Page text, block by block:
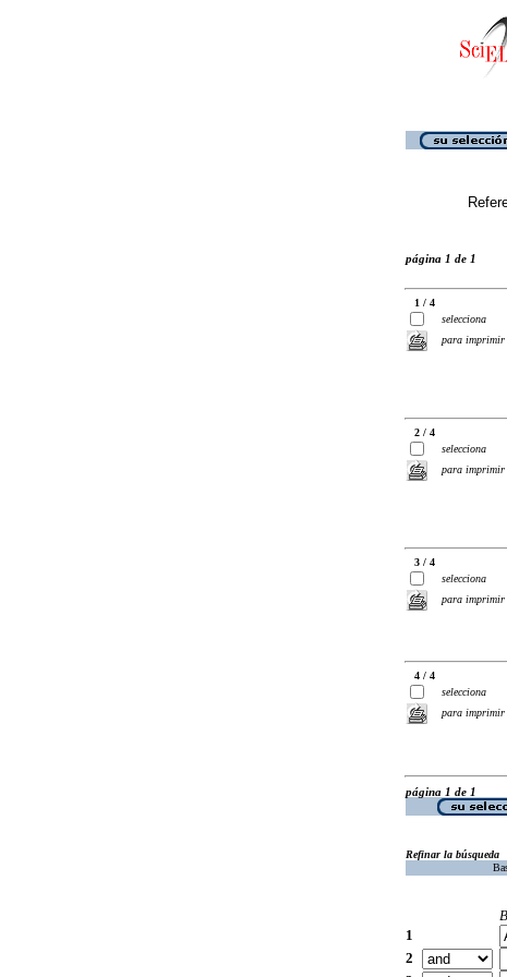
página 1 de 1
1 / 4
selecciona
para imprimir
2 / 4
selecciona
para imprimir
3 / 4
selecciona
para imprimir
4 / 4
selecciona
para imprimir
página 1 de 1
Refinar la búsqueda
1
2